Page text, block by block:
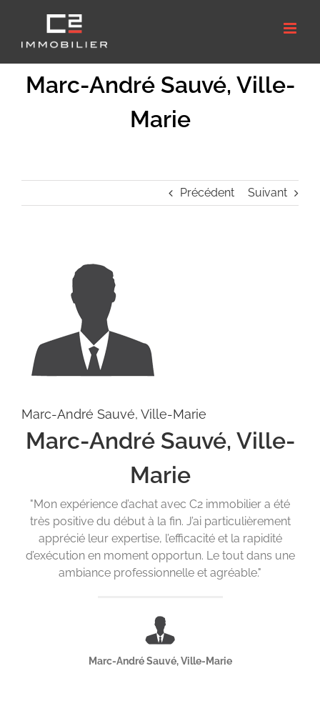
contenu
Marc-André Sauvé, Ville-
Marie
Précédent Suivant
Marc-André Sauvé, Ville-Marie
Marc-André Sauvé, Ville-
Marie
"Mon expérience d’achat avec C2 immobilier a été
très positive du début à la fin. J’ai particulièrement
apprécié leur expertise, l’efficacité et la rapidité
d’exécution en moment opportun. Le tout dans une
ambiance professionnelle et agréable."
Marc-André Sauvé, Ville-Marie